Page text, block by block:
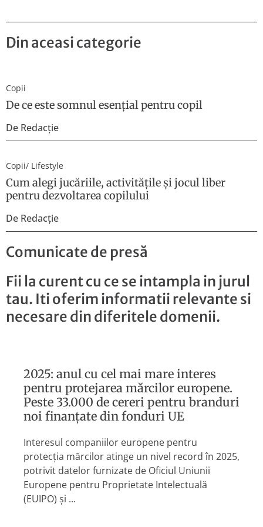
Din aceasi categorie
Copii
De ce este somnul esențial pentru copil
De Redacție
Copii/ Lifestyle
Cum alegi jucăriile, activitățile și jocul liber
pentru dezvoltarea copilului
De Redacție
Comunicate de presă
Fii la curent cu ce se intampla in jurul
tau. Iti oferim informatii relevante si
necesare din diferitele domenii.
2025: anul cu cel mai mare interes
pentru protejarea mărcilor europene.
Peste 33.000 de cereri pentru branduri
noi finanțate din fonduri UE
Interesul companiilor europene pentru
protecția mărcilor atinge un nivel record în 2025,
potrivit datelor furnizate de Oficiul Uniunii
Europene pentru Proprietate Intelectuală
(EUIPO) și ...